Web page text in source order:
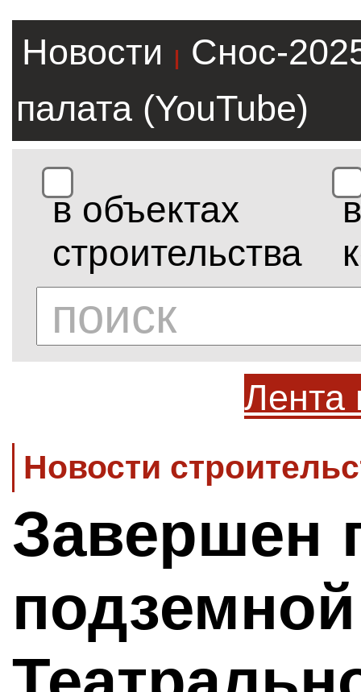
Новости |
Снос-
палата (YouTube)
в объектах
строительства
в
Лента
Новости
Завершен